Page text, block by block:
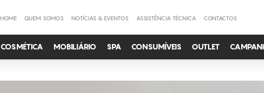
HOME QUEM SOMOS NOTÍCIAS & EVENTOS ASSISTÊNCIA TÉCNICA CONTACTOS
COSMÉTICA MOBILIÁRIO SPA CONSUMÍVEIS OUTLET